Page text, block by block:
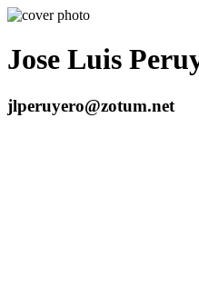
Jose Luis
jlperuyero@zotum.net